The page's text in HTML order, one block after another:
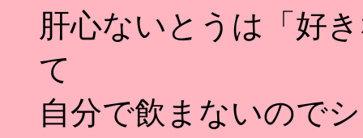
肝心ないとうは「好
て
自分で飲まないので